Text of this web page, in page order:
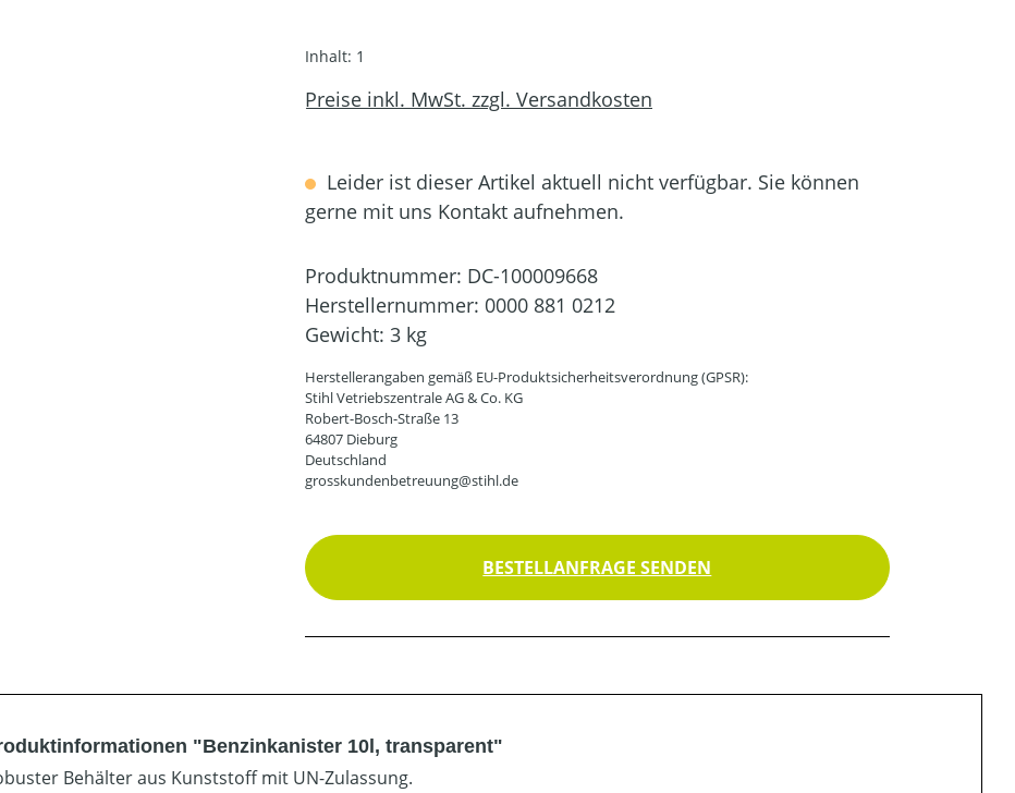
Inhalt: 1
Preise inkl. MwSt. zzgl. Versandkosten
Leider ist dieser Artikel aktuell nicht verfügbar. Sie können
gerne mit uns Kontakt aufnehmen.
Produktnummer: DC-100009668
Herstellernummer: 0000 881 0212
Gewicht: 3 kg
Herstellerangaben gemäß EU-Produktsicherheitsverordnung (GPSR):
Stihl Vetriebszentrale AG & Co. KG
Robert-Bosch-Straße 13
64807 Dieburg
Deutschland
grosskundenbetreuung@stihl.de
BESTELLANFRAGE SENDEN
"Benzinkanister 10l, transparent"
Behälter aus Kunststoff mit UN-Zulassung.